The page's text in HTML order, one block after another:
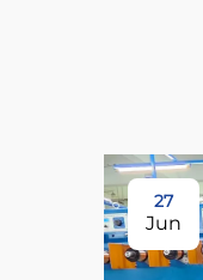
27
Jun